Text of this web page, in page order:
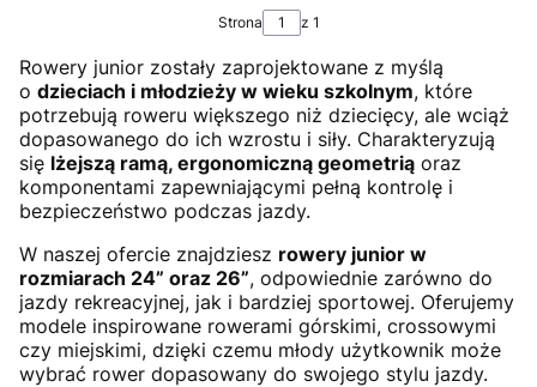
Strona z 1
Rowery junior zostały zaprojektowane z myślą
o dzieciach i młodzieży w wieku szkolnym, które
potrzebują roweru większego niż dziecięcy, ale wciąż
dopasowanego do ich wzrostu i siły. Charakteryzują
się lżejszą ramą, ergonomiczną geometrią oraz
komponentami zapewniającymi pełną kontrolę i
bezpieczeństwo podczas jazdy.
W naszej ofercie znajdziesz rowery junior w
rozmiarach 24” oraz 26”, odpowiednie zarówno do
jazdy rekreacyjnej, jak i bardziej sportowej. Oferujemy
modele inspirowane rowerami górskimi, crossowymi
czy miejskimi, dzięki czemu młody użytkownik może
wybrać rower dopasowany do swojego stylu jazdy.